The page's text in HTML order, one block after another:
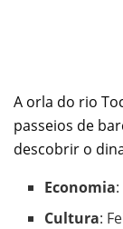
A orla do rio
passeios de
descobrir o
Economia
Cultura: